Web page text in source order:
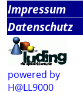
Impressum
Datenschutz
powered by
H@LL9000